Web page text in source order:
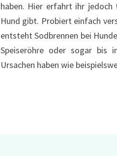
haben. Hier erfahrt ihr jedoch
Hund gibt. Probiert einfach
entsteht Sodbrennen bei
Speiseröhre oder sogar bis
Ursachen haben wie